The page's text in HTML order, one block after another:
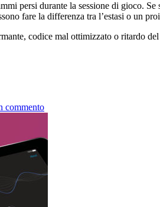
persi durante la sessione di gioco.
fare la differenza tra l’estasi o un
codice mal ottimizzato o ritardo
commentosu
gli
sui